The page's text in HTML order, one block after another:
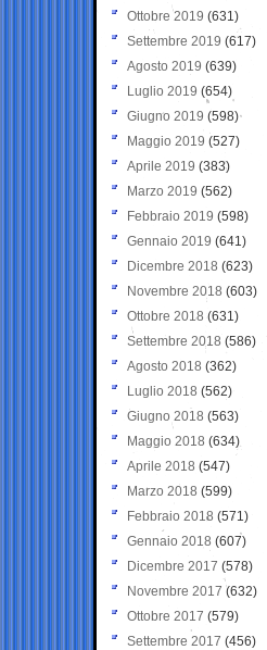
Ottobre 2019 (631)
Settembre 2019 (617)
Agosto 2019 (639)
Luglio 2019 (654)
Giugno 2019 (598)
Maggio 2019 (527)
Aprile 2019 (383)
Marzo 2019 (562)
Febbraio 2019 (598)
Gennaio 2019 (641)
Dicembre 2018 (623)
Novembre 2018 (603)
Ottobre 2018 (631)
Settembre 2018 (586)
Agosto 2018 (362)
Luglio 2018 (562)
Giugno 2018 (563)
Maggio 2018 (634)
Aprile 2018 (547)
Marzo 2018 (599)
Febbraio 2018 (571)
Gennaio 2018 (607)
Dicembre 2017 (578)
Novembre 2017 (632)
Ottobre 2017 (579)
Settembre 2017 (456)